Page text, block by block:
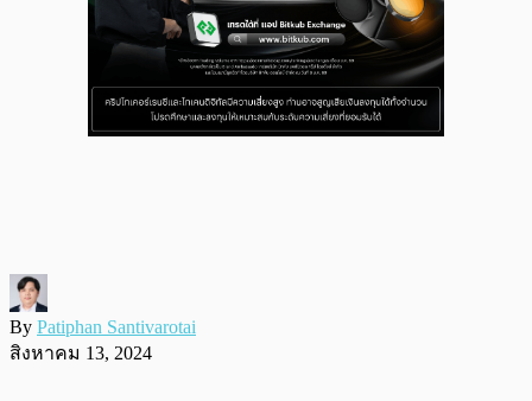
By Patiphan Santivarotai
สิงหาคม 13, 2024